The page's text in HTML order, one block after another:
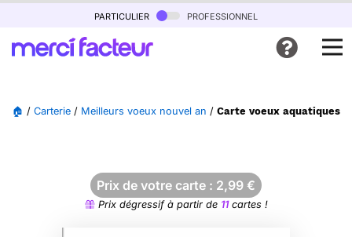
particulier professionnel
🏠 / Carterie / Meilleurs voeux nouvel an / Carte voeux aquatiques
Prix de votre carte : 2,99 €
Prix dégressif à partir de 11cartes !